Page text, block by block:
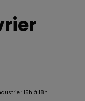
: 15h à 18h